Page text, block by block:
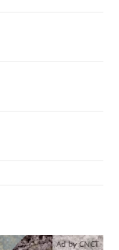
Ad by CNCT